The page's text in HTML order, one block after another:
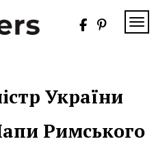
України
Римського